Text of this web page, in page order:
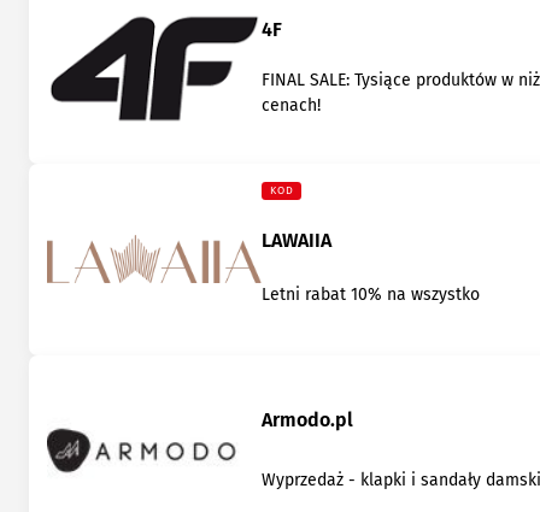
4F
FINAL SALE: Tysiące produktów w
cenach!
KOD
LAWAIIA
Letni rabat 10% na wszystko
Armodo.pl
Wyprzedaż - klapki i sandały